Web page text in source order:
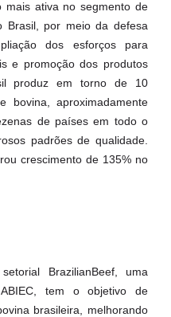
mais ativa no segmento de
Brasil, por meio da defesa
dos esforços para
e promoção dos produtos
produz em torno de 10
bovina, aproximadamente
de países em todo o
padrões de qualidade.
crescimento de 135% no
BrazilianBeef, uma
tem o objetivo de
brasileira, melhorando